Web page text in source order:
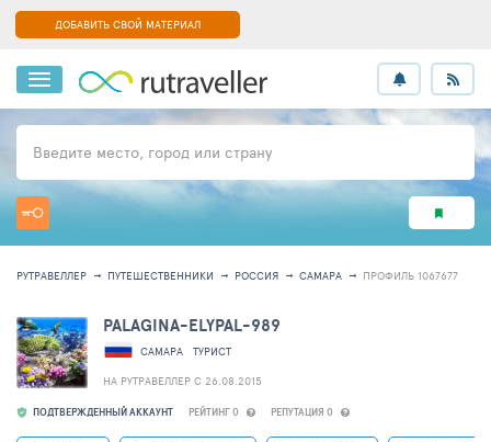
ДОБАВИТЬ СВОЙ МАТЕРИАЛ
Введите место, город или страну
РУТРАВЕЛЛЕР ПУТЕШЕСТВЕННИКИ РОССИЯ САМАРА ПРОФИЛЬ 1067677
ПОДТВЕРЖДЕННЫЙ АККАУНТ РЕЙТИНГ 0 РЕПУТАЦИЯ 0
PALAGINA-ELYPAL-989
САМАРА
ТУРИСТ
НА РУТРАВЕЛЛЕР C 26.08.2015